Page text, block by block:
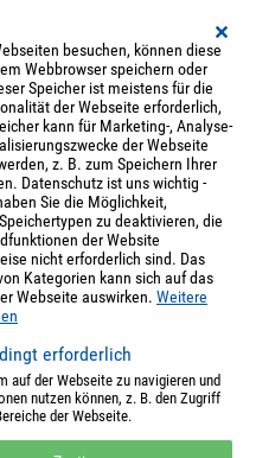
Mein Account
besuchen, können diese
Webbrowser speichern oder
Speicher ist meistens für die
der Webseite erforderlich,
kann für Marketing-, Analyse-
der Webseite
z. B. zum Speichern Ihrer
Datenschutz ist uns wichtig -
Sie die Möglichkeit,
zu deaktivieren, die
der Website
nicht erforderlich sind. Das
Kategorien kann sich auf das
Webseite auswirken. Weitere
erforderlich
auf der Webseite zu navigieren und
nutzen können, z. B. den Zugriff
der Webseite.